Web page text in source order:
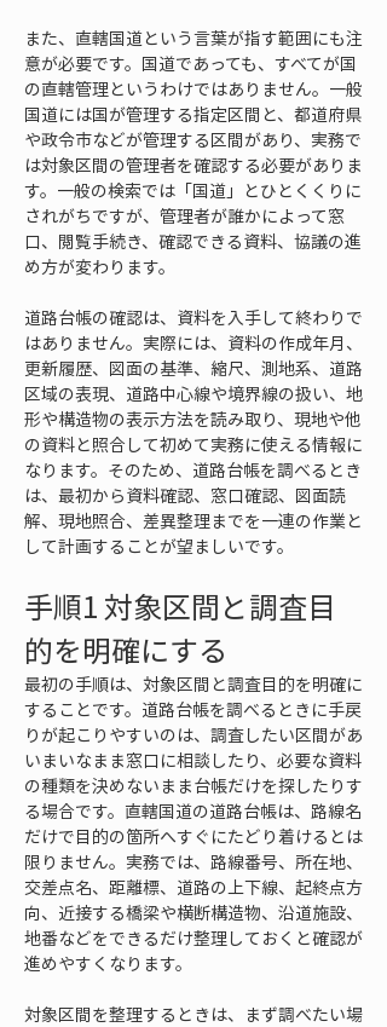
また、直轄国道という言葉が指す範囲にも注
意が必要です。国道であっても、すべてが国
の直轄管理というわけではありません。一般
国道には国が管理する指定区間と、都道府県
や政令市などが管理する区間があり、実務で
は対象区間の管理者を確認する必要がありま
す。一般の検索では「国道」とひとくくりに
されがちですが、管理者が誰かによって窓
口、閲覧手続き、確認できる資料、協議の進
め方が変わります。
道路台帳の確認は、資料を入手して終わりで
はありません。実際には、資料の作成年月、
更新履歴、図面の基準、縮尺、測地系、道路
区域の表現、道路中心線や境界線の扱い、地
形や構造物の表示方法を読み取り、現地や他
の資料と照合して初めて実務に使える情報に
なります。そのため、道路台帳を調べるとき
は、最初から資料確認、窓口確認、図面読
解、現地照合、差異整理までを一連の作業と
して計画することが望ましいです。
手順1 対象区間と調査目
的を明確にする
最初の手順は、対象区間と調査目的を明確に
することです。道路台帳を調べるときに手戻
りが起こりやすいのは、調査したい区間があ
いまいなまま窓口に相談したり、必要な資料
の種類を決めないまま台帳だけを探したりす
る場合です。直轄国道の道路台帳は、路線名
だけで目的の箇所へすぐにたどり着けるとは
限りません。実務では、路線番号、所在地、
交差点名、距離標、道路の上下線、起終点方
向、近接する橋梁や横断構造物、沿道施設、
地番などをできるだけ整理しておくと確認が
進めやすくなります。
対象区間を整理するときは、まず調べたい場